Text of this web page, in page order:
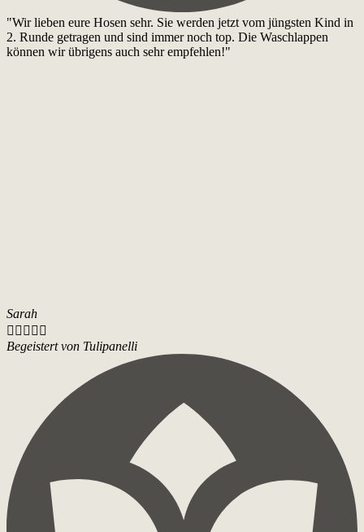
"Wir lieben eure Hosen sehr. Sie werden jetzt vom jüngsten Kind in
2. Runde getragen und sind immer noch top. Die Waschlappen
können wir übrigens auch sehr empfehlen!"
Sarah
    
Begeistert von Tulipanelli